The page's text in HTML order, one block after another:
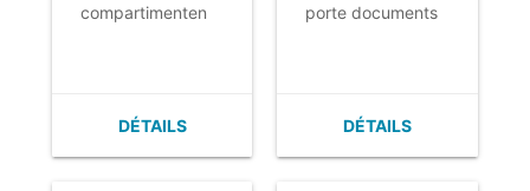
compartimenten
DÉTAILS
porte documents
DÉTAILS